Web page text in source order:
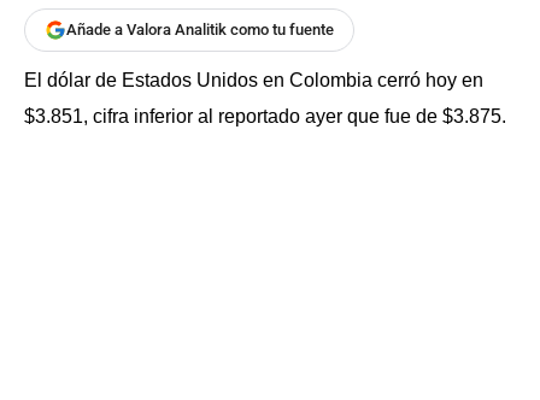
Añade a Valora Analitik como tu fuente
El dólar de Estados Unidos en Colombia cerró hoy en
$3.851, cifra inferior al reportado ayer que fue de $3.875.